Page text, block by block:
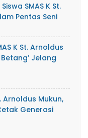
SMAS K St.
Pentas Seni
K St. Arnoldus
Jelang
Arnoldus Mukun,
Generasi